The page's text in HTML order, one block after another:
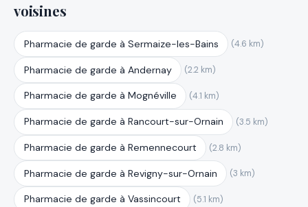
voisines
Pharmacie de garde à Sermaize-les-Bains (4.6 km)
Pharmacie de garde à Andernay (2.2 km)
Pharmacie de garde à Mognéville (4.1 km)
Pharmacie de garde à Rancourt-sur-Ornain (3.5 km)
Pharmacie de garde à Remennecourt (2.8 km)
Pharmacie de garde à Revigny-sur-Ornain (3 km)
Pharmacie de garde à Vassincourt (5.1 km)